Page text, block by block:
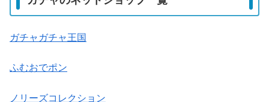
ガチャガチャ王国
ふむおでポン
ノリーズコレクション